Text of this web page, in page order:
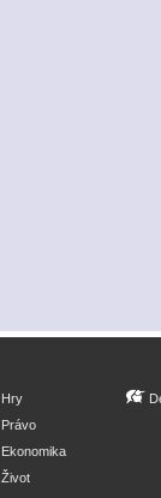
Hry
Právo
Ekonomika
Život